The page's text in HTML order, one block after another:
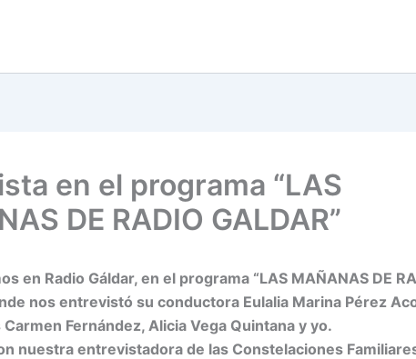
en el programa “LAS
DE RADIO GALDAR”
en Radio Gáldar, en el programa “LAS MAÑANAS DE
nos entrevistó su conductora Eulalia Marina Pérez
Fernández, Alicia Vega Quintana y yo.
nuestra entrevistadora de las Constelaciones